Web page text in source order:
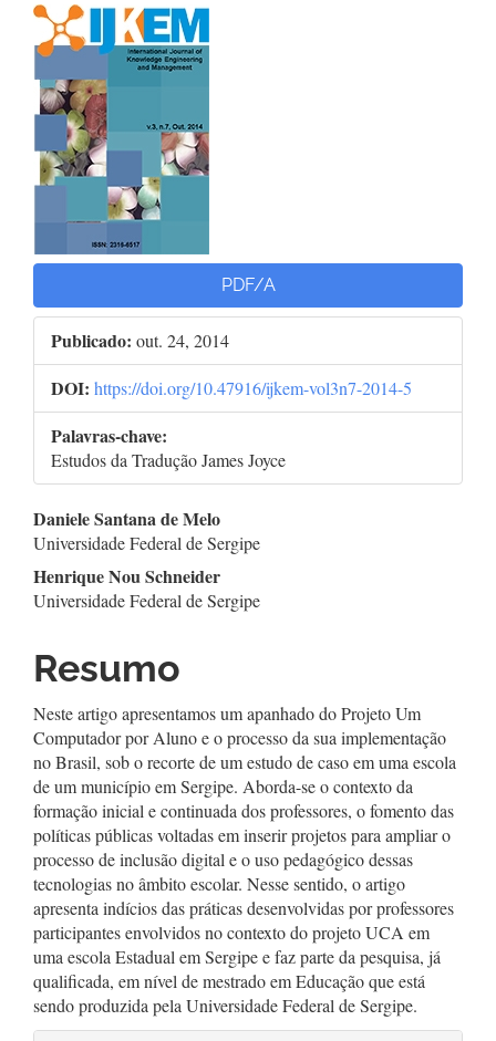
Barra
lateral
de
artigos
PDF/A
Publicado: out. 24, 2014
DOI: https://doi.org/10.47916/ijkem-vol3n7-2014-5
Palavras-chave:
Estudos da Tradução James Joyce
Conteúdo
do
artigo
principal
Daniele Santana de Melo
Universidade Federal de Sergipe
Henrique Nou Schneider
Universidade Federal de Sergipe
Resumo
Neste artigo apresentamos um apanhado do Projeto Um
Computador por Aluno e o processo da sua implementação
no Brasil, sob o recorte de um estudo de caso em uma escola
de um município em Sergipe. Aborda-se o contexto da
formação inicial e continuada dos professores, o fomento das
políticas públicas voltadas em inserir projetos para ampliar o
processo de inclusão digital e o uso pedagógico dessas
tecnologias no âmbito escolar. Nesse sentido, o artigo
apresenta indícios das práticas desenvolvidas por professores
participantes envolvidos no contexto do projeto UCA em
uma escola Estadual em Sergipe e faz parte da pesquisa, já
qualificada, em nível de mestrado em Educação que está
sendo produzida pela Universidade Federal de Sergipe.